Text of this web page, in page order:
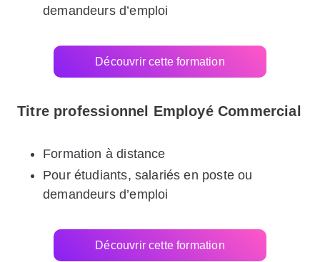
demandeurs d’emploi
Découvrir cette formation
Titre professionnel Employé Commercial
Formation à distance
Pour étudiants, salariés en poste ou
demandeurs d’emploi
Découvrir cette formation